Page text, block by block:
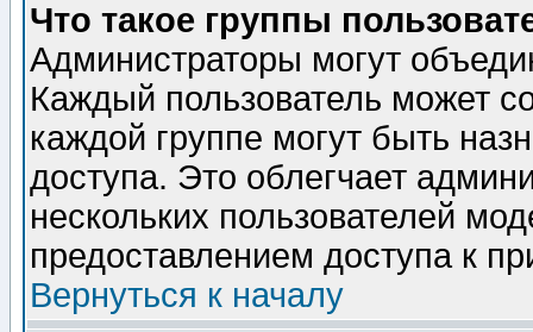
Что такое группы
Администраторы могут
Каждый пользователь может
каждой группе могут быть
доступа. Это облегчает
нескольких пользователей
предоставлением доступа к
Вернуться к началу